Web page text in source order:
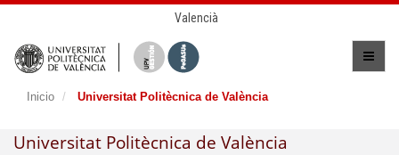
Valencià
Inicio Universitat Politècnica de València
Universitat Politècnica de València